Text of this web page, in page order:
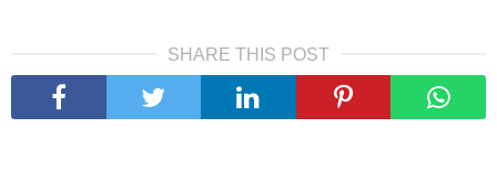
SHARE THIS POST